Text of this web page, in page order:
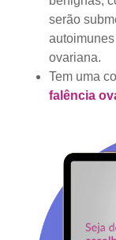
serão
ovariana.
Tem uma
falência